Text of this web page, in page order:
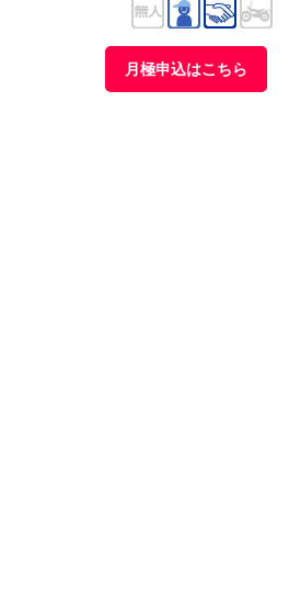
月極申込はこちら